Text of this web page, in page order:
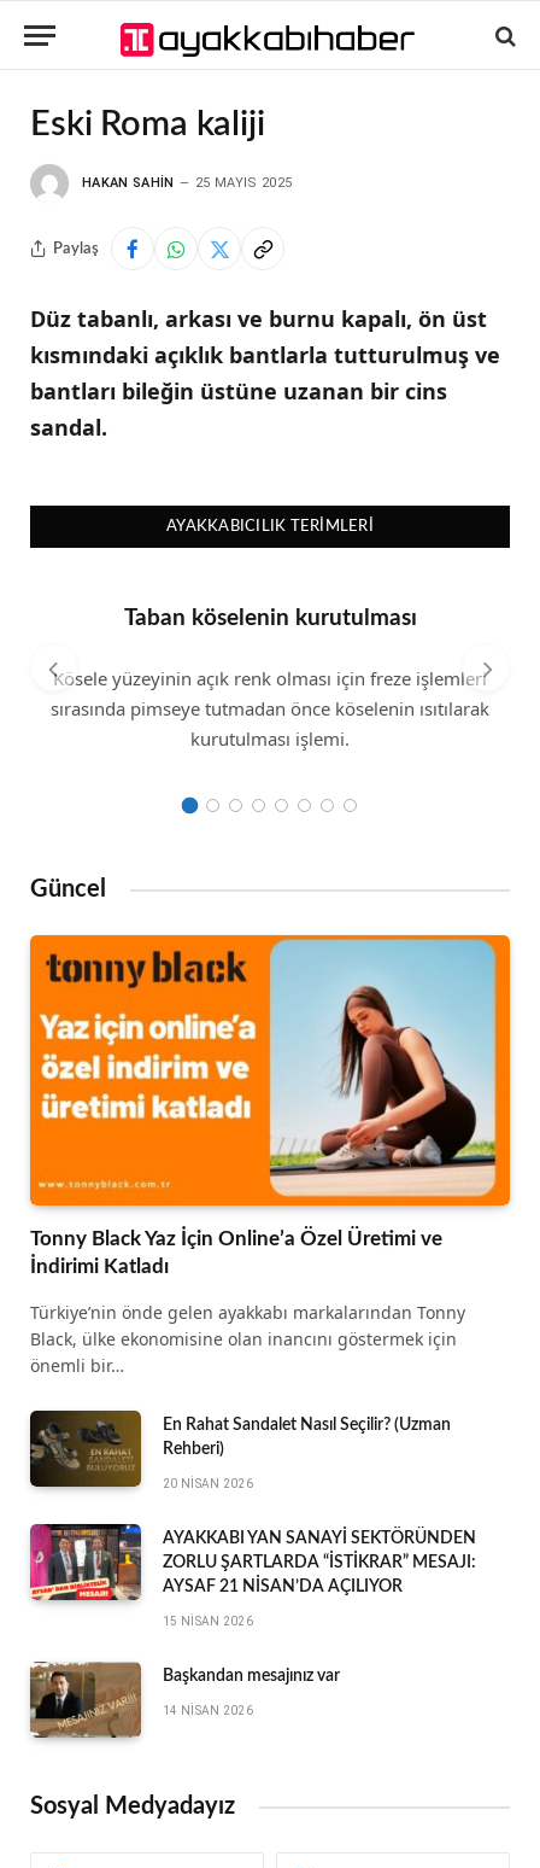
Eski Roma kaliji
HAKAN SAHIN 25 MAYIS 2025
Paylaş
Düz tabanlı, arkası ve burnu kapalı, ön üst
kısmındaki açıklık bantlarla tutturulmuş ve
bantları bileğin üstüne uzanan bir cins
sandal.
AYAKKABICILIK TERIMLERI
Taban köselenin kurutulması
Kösele yüzeyinin açık renk olması için freze işlemleri
sırasında pimseye tutmadan önce köselenin ısıtılarak
kurutulması işlemi.
Güncel
Tonny Black Yaz İçin Online’a Özel Üretimi ve
İndirimi Katladı
Türkiye’nin önde gelen ayakkabı markalarından Tonny
Black, ülke ekonomisine olan inancını göstermek için
önemli bir…
En Rahat Sandalet Nasıl Seçilir? (Uzman
Rehberi)
20 NISAN 2026
AYAKKABI YAN SANAYİ SEKTÖRÜNDEN
ZORLU ŞARTLARDA “İSTİKRAR” MESAJI:
AYSAF 21 NİSAN’DA AÇILIYOR
15 NISAN 2026
Başkandan mesajınız var
14 NISAN 2026
Sosyal Medyadayız